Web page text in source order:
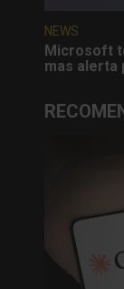
NEWS
Microsoft
mas alerta